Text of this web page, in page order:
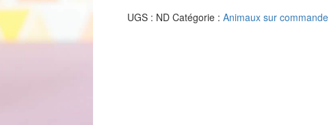
miniature
UGS : ND Catégorie :Animaux sur commande